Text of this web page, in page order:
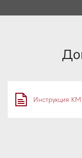
Инструкция